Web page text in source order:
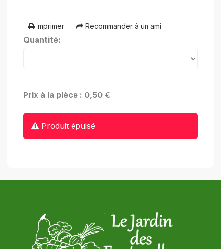
Imprimer Recommander à un ami
Quantité:
Prix à la pièce : 0,50 €
Produit épuisé